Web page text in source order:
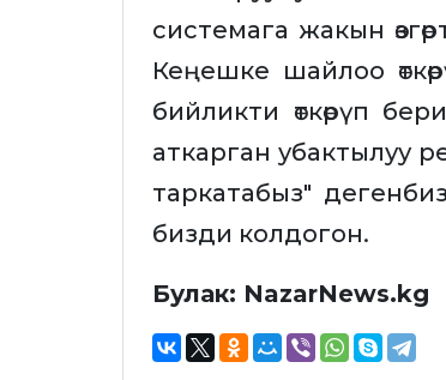
системага жакын
Кеңешке шайлоо
бийликти өткөрүп
аткарган убактылуу
таркатабыз"
бизди колдогон.
Булак: NazarNews.kg